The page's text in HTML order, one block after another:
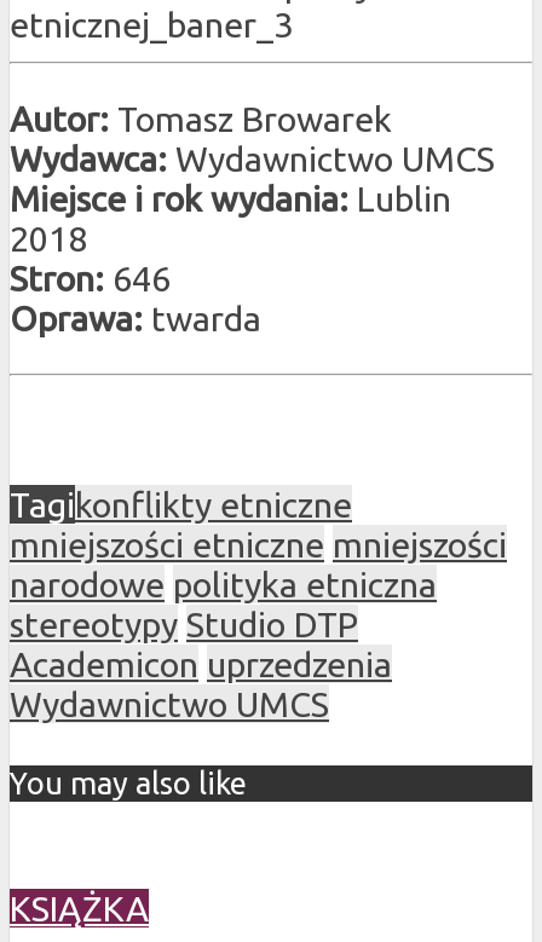
Autor: Tomasz Browarek
Wydawca: Wydawnictwo UMCS
Miejsce i rok wydania: Lublin
2018
Stron: 646
Oprawa: twarda
Tagikonflikty etniczne
mniejszości etniczne mniejszości
narodowe polityka etniczna
stereotypy Studio DTP
Academicon uprzedzenia
Wydawnictwo UMCS
You may also like
KSIĄŻKA